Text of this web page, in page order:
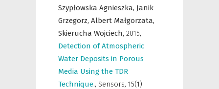
Szypłowska Agnieszka, Janik
Grzegorz, Albert Małgorzata,
Skierucha Wojciech, 2015,
Detection of Atmospheric
Water Deposits in Porous
Media Using the TDR
Technique., Sensors, 15(1):